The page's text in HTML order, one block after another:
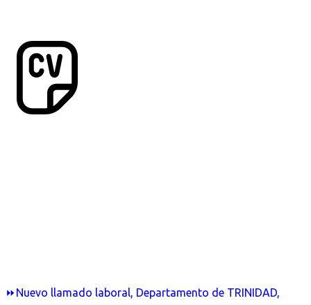
⏩Nuevo llamado laboral, Departamento de TRINIDAD,